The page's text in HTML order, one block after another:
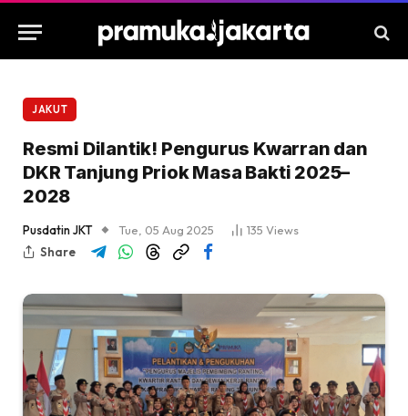
JAKUT
Resmi Dilantik! Pengurus Kwarran dan
DKR Tanjung Priok Masa Bakti 2025–
2028
Pusdatin JKT Tue, 05 Aug 2025 135 Views
Share